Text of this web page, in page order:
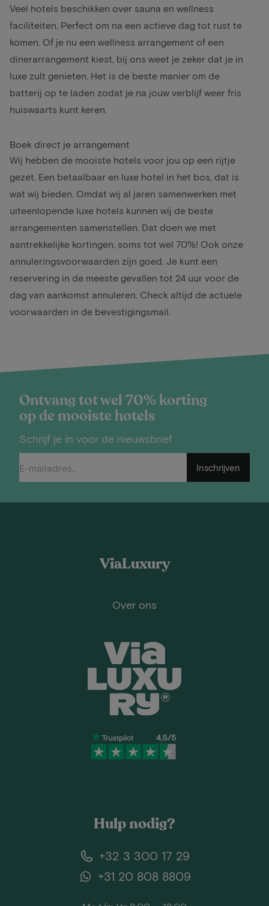
Veel hotels beschikken over sauna en wellness
faciliteiten. Perfect om na een actieve dag tot rust te
komen. Of je nu een wellness arrangement of een
dinerarrangement kiest, bij ons weet je zeker dat je in
luxe zult genieten. Het is de beste manier om de
batterij op te laden zodat je na jouw verblijf weer fris
huiswaarts kunt keren.
Boek direct je arrangement
Wij hebben de mooiste hotels voor jou op een rijtje
gezet. Een betaalbaar en luxe hotel in het bos, dat is
wat wij bieden. Omdat wij al jaren samenwerken met
uiteenlopende luxe hotels kunnen wij de beste
arrangementen samenstellen. Dat doen we met
aantrekkelijke kortingen, soms tot wel 70%! Ook onze
annuleringsvoorwaarden zijn goed. Je kunt een
reservering in de meeste gevallen tot 24 uur voor de
dag van aankomst annuleren. Check altijd de actuele
voorwaarden in de bevestigingsmail.
Ontvang tot wel 70% korting
op de mooiste hotels
Schrijf je in voor de nieuwsbrief
Inschrijven
ViaLuxury
Over ons
Hulp nodig?
+32 3 300 17 29
+31 20 808 8809